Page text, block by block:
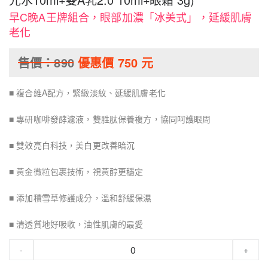
早C晚A王牌組合，眼部加濃「冰美式」，延緩肌膚
老化
售價：890 優惠價 750元
■ 複合維A配方，緊緻淡紋、延緩肌膚老化
■ 專研咖啡發酵濾液，雙胜肽保養複方，協同呵護眼周
■ 雙效亮白科技，美白更改善暗沉
■ 黃金微粒包裹技術，視黃醇更穩定
■ 添加積雪草修護成分，溫和舒緩保濕
■ 清透質地好吸收，油性肌膚的最愛
-
+